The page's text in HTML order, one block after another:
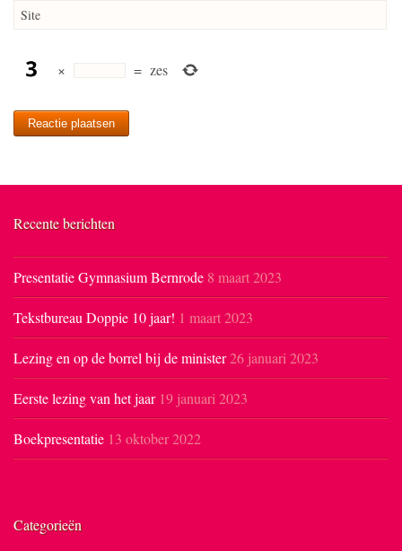
Site
× = zes
Recente berichten
Presentatie Gymnasium Bernrode 8 maart 2023
Tekstbureau Doppie 10 jaar! 1 maart 2023
Lezing en op de borrel bij de minister26 januari 2023
Eerste lezing van het jaar 19 januari 2023
Boekpresentatie 13 oktober 2022
Categorieën